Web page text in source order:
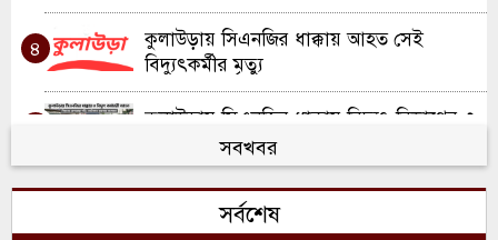
৪
কুলাউড়ায় সিএনজির ধাক্কায় আহত সেই
বিদ্যুৎকর্মীর মৃত্যু
কুলাউড়ায় সিএনজির ধাক্কায় বিদ্যুৎ বিভাগের ৩
কর্মী আহত; একজন আইসিইউতে
খাল খননে নতুন দিগন্ত: কুলাউড়ায় ২ কোটি
টাকার প্রকল্পের যাত্রা
সবখবর
সর্বশেষ